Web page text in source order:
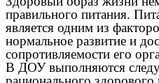
правильного питания.
является одним из
нормальное развитие и
сопротивляемости его
В ДОУ выполняются